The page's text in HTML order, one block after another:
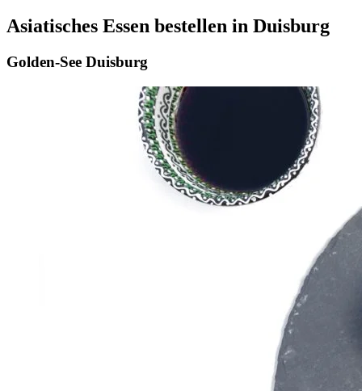
Asiatisches Essen bestellen in Duisburg
Golden-See Duisburg